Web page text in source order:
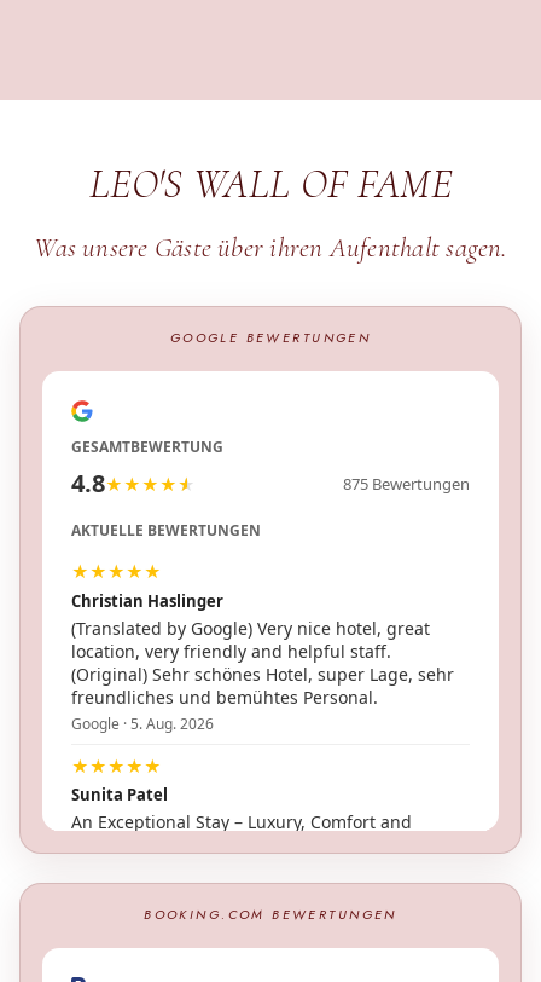
LEO'S WALL OF FAME
Was unsere Gäste über ihren Aufenthalt sagen.
GOOGLE BEWERTUNGEN
BOOKING.COM BEWERTUNGEN